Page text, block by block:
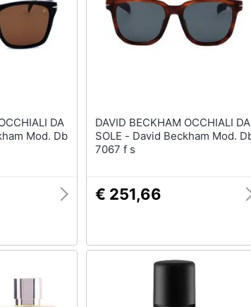
DA
DAVID BECKHAM OCCHIALI DA
SOLE - David Beckham Mod. Db
7067 f s
€ 251,66